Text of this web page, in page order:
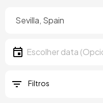
Data
Escolher data
Filtros